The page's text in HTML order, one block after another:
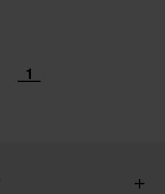
1